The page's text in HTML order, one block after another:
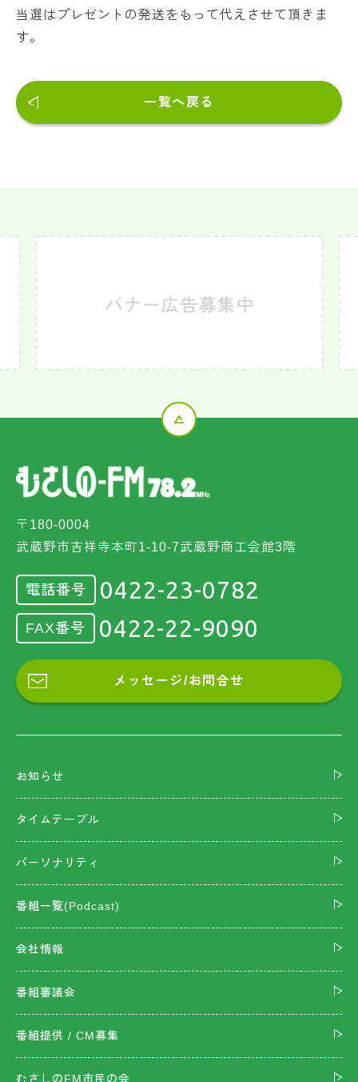
当選はプレゼントの発送をもって代えさせて頂きま
す。
一覧へ戻る
〒180-0004
武蔵野市吉祥寺本町1-10-7武蔵野商工会館3階
電話番号 0422-23-0782
FAX番号 0422-22-9090
メッセージ/お問合せ
お知らせ
タイムテーブル
パーソナリティ
番組一覧(Podcast)
会社情報
番組審議会
番組提供 / CM募集
むさしのFM市民の会